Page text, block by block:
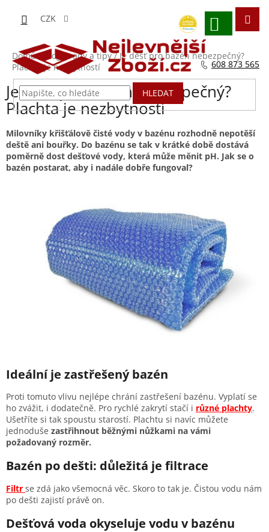
obsah
CZK
HLEDAT
NÁKUPNÍ
KOŠÍK
Domů / Blog - rady a tipy / Je déšť pro bazén nebezpečný?
Plachta je nezbytností
Je déšť pro bazén nebezpečný?
Plachta je nezbytností
Milovníky křišťálově čisté vody v bazénu rozhodně nepotěší
deště ani bouřky. Do bazénu se tak v krátké době dostává
poměrně dost dešťové vody, která může měnit pH. Jak se o
bazén postarat, aby i nadále dobře fungoval?
Ideální je zastřešený bazén
Proti tomuto vlivu nejlépe chrání zastřešení bazénu. Vyplatí se
ho zvážit, i dodatečně. Pro rychlé zakrytí stačí i různé plachty.
Ušetříte si tak spoustu starostí. Plachtu si navíc můžete
jednoduše zastřihnout běžnými nůžkami na vámi
požadovaný rozměr.
Bazén po dešti: důležitá je filtrace
Filtr se zdá jako všemocná věc. Skoro to tak je. Čistou vodu nám
po dešti zajistí právě on.
Dešťová voda okyseluje vodu v bazénu
608 873 565